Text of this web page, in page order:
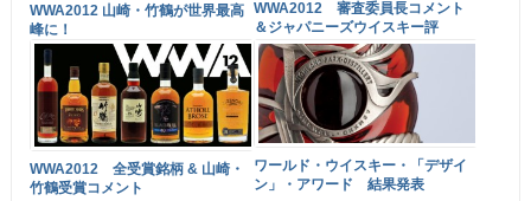
WWA2012 山崎・竹鶴が世界最高
峰に！
WWA2012 審査委員長コメント
＆ジャパニーズウイスキー評
WWA2012 全受賞銘柄 & 山崎・
竹鶴受賞コメント
ワールド・ウイスキー・「デザイ
ン」・アワード 結果発表